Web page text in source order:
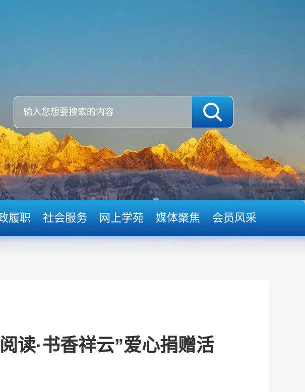
履职 社会服务 网上学苑 媒体聚焦 会员风采
读·书香祥云”爱心捐赠活